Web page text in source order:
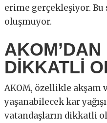
erime gerçekleşiyor. Bu
oluşmuyor.
AKOM’DAN
DİKKATLİ
AKOM, özellikle akşam
yaşanabilecek kar
vatandaşların dikkatli